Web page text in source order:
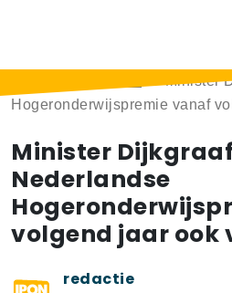
Minister
Hogeronderwijspremie vanaf
Minister
Nederlandse
volgend jaar ook
redactie